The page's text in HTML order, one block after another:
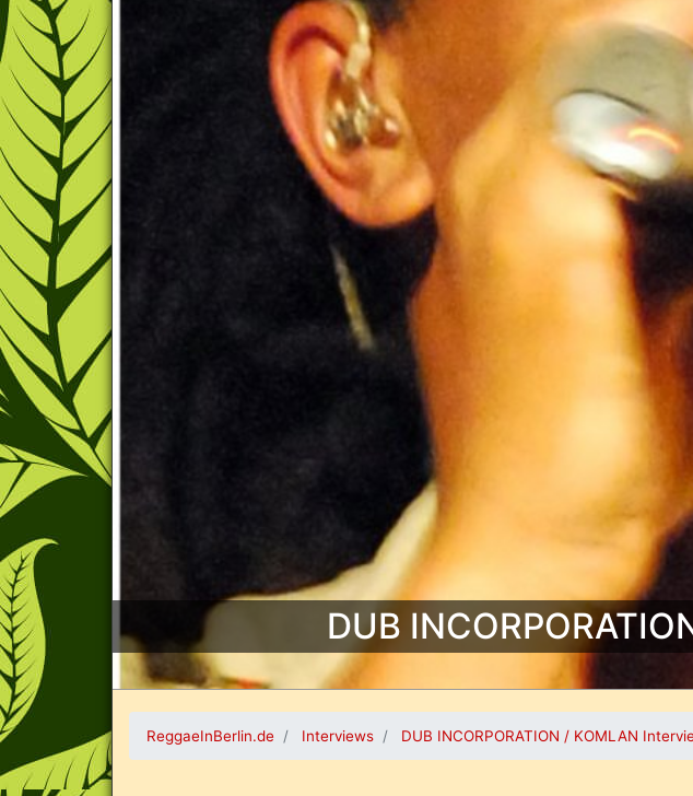
DUB
ReggaeInBerlin.de Interviews DUB INCORPORATION / KOMLAN